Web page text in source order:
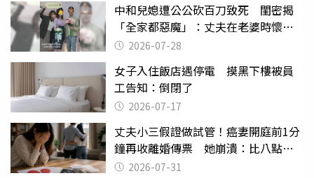
中和兒媳遭公公砍百刀致死 閨密揭
「全家都惡魔」：丈夫在老婆時懷孕
摔東西
2026-07-28
女子入住飯店遇停電 摸黑下樓被員
工告知：倒閉了
2026-07-17
丈夫小三假證做試管！癌妻開庭前1分
鐘再收離婚傳票 她崩潰：比八點檔
還扯2026-07-31